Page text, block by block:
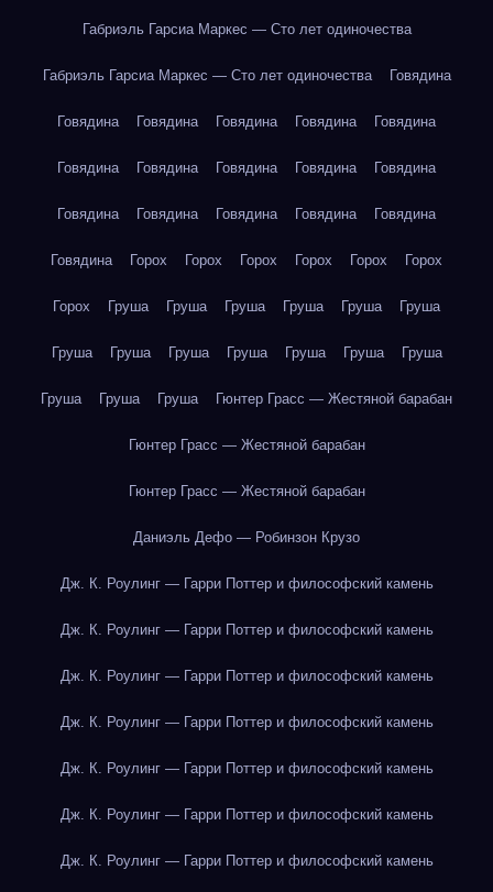
Габриэль Гарсиа Маркес — Сто лет одиночества
Габриэль Гарсиа Маркес — Сто лет одиночества Говядина
Говядина Говядина Говядина Говядина Говядина
Говядина Говядина Говядина Говядина Говядина
Говядина Говядина Говядина Говядина Говядина
Говядина Горох Горох Горох Горох Горох Горох
Горох Груша Груша Груша Груша Груша Груша
Груша Груша Груша Груша Груша Груша Груша
Груша Груша Груша Гюнтер Грасс — Жестяной барабан
Гюнтер Грасс — Жестяной барабан
Гюнтер Грасс — Жестяной барабан
Даниэль Дефо — Робинзон Крузо
Дж. К. Роулинг — Гарри Поттер и философский камень
Дж. К. Роулинг — Гарри Поттер и философский камень
Дж. К. Роулинг — Гарри Поттер и философский камень
Дж. К. Роулинг — Гарри Поттер и философский камень
Дж. К. Роулинг — Гарри Поттер и философский камень
Дж. К. Роулинг — Гарри Поттер и философский камень
Дж. К. Роулинг — Гарри Поттер и философский камень